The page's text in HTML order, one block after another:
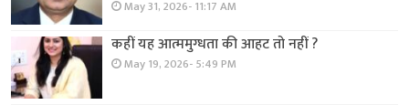
May 31, 2026- 11:17 AM
कहीं यह आत्ममुग्धता की आहट तो नहीं ?
May 19, 2026- 5:49 PM